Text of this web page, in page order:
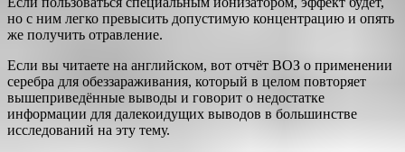
но с ним легко превысить допустимую концентрацию и опять
же получить отравление.
Если вы читаете на английском, вот отчёт ВОЗ о применении
серебра для обеззараживания, который в целом повторяет
вышеприведённые выводы и говорит о недостатке
информации для далекоидущих выводов в большинстве
исследований на эту тему.